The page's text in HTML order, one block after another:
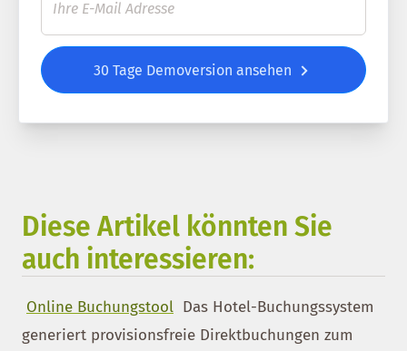
30 Tage Demoversion ansehen
Diese Artikel könnten Sie
auch interessieren:
Online Buchungstool Das Hotel-Buchungssystem
generiert provisionsfreie Direktbuchungen zum